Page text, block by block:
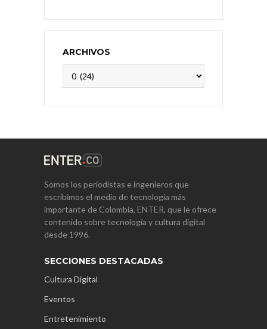
ARCHIVOS
Somos los periodistas e ingenieros que
escribimos el medio de tecnología más
importante de Colombia, ENTER, que le ofrece
contenido sobre tecnología y cultura digital
desde 1996.
SECCIONES DESTACADAS
Cultura Digital
Eventos
Entretenimiento